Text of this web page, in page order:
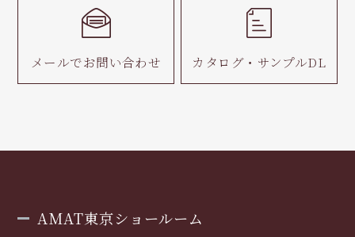
メールでお問い合わせ カタログ・ サンプルDL
AMAT東京ショールーム